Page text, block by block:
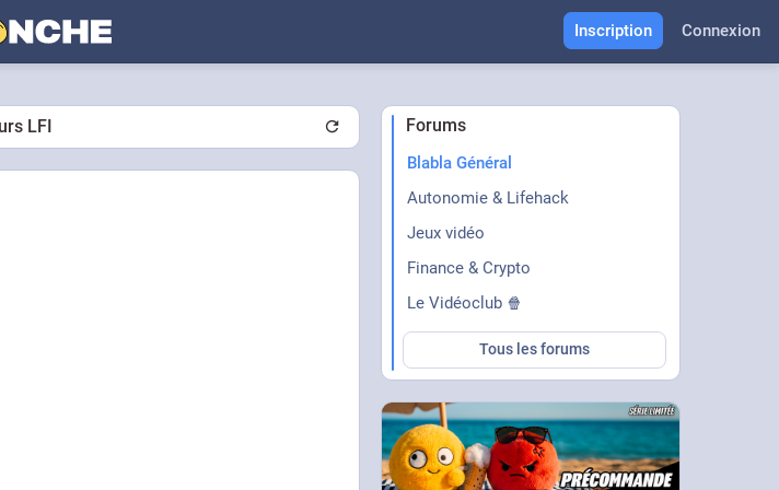
Inscription Connexion
LFI Forums
Blabla Général
Autonomie & Lifehack
Jeux vidéo
Finance & Crypto
Le Vidéoclub 🍿
Tous les forums